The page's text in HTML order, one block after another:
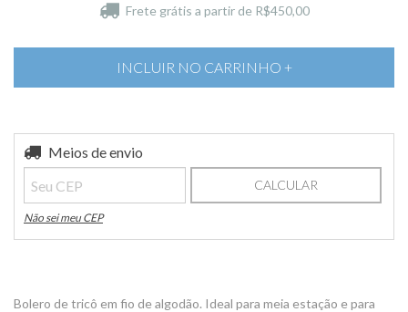
Frete grátis a partir de R$450,00
Entregas para o CEP:
Meios de envio
CALCULAR
Não sei meu CEP
Bolero de tricô em fio de algodão. Ideal para meia estação e para